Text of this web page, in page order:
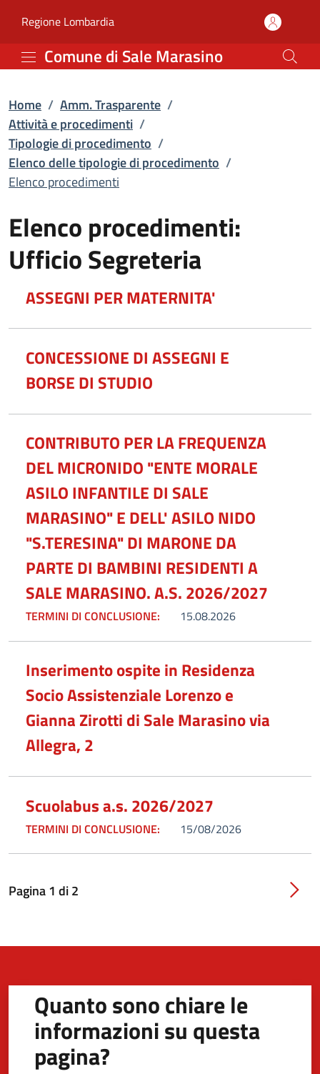
Elenco procedimenti |
Regione Lombardia(apre in un'altra scheda).
Comune di Sale Marasino
Home / Amm. Trasparente /
Attività e procedimenti /
Tipologie di procedimento /
Elenco delle tipologie di procedimento /
Elenco procedimenti
Elenco procedimenti:
Ufficio Segreteria
ASSEGNI PER MATERNITA'
CONCESSIONE DI ASSEGNI E
BORSE DI STUDIO
CONTRIBUTO PER LA FREQUENZA
DEL MICRONIDO "ENTE MORALE
ASILO INFANTILE DI SALE
MARASINO" E DELL' ASILO NIDO
"S.TERESINA" DI MARONE DA
PARTE DI BAMBINI RESIDENTI A
SALE MARASINO. A.S. 2026/2027
TERMINI DI CONCLUSIONE: 15.08.2026
Inserimento ospite in Residenza
Socio Assistenziale Lorenzo e
Gianna Zirotti di Sale Marasino via
Allegra, 2
Scuolabus a.s. 2026/2027
TERMINI DI CONCLUSIONE: 15/08/2026
Pagina1 di2
Quanto sono chiare le
informazioni su questa
pagina?